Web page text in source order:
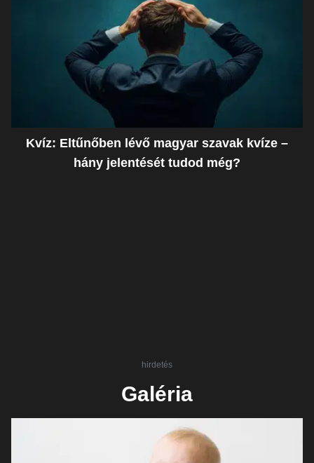
Kvíz: Eltűnőben lévő magyar szavak kvíze –
hány jelentését tudod még?
hirdetés
Galéria